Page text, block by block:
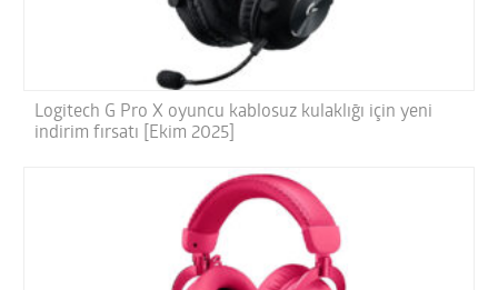
Logitech G Pro X oyuncu kablosuz kulaklığı için yeni
indirim fırsatı [Ekim 2025]